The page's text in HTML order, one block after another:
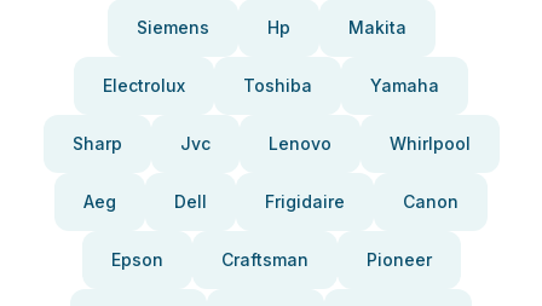
Siemens Hp Makita
Electrolux Toshiba Yamaha
Sharp Jvc Lenovo Whirlpool
Aeg Dell Frigidaire Canon
Epson Craftsman Pioneer